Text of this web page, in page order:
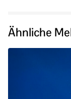
Ähnliche